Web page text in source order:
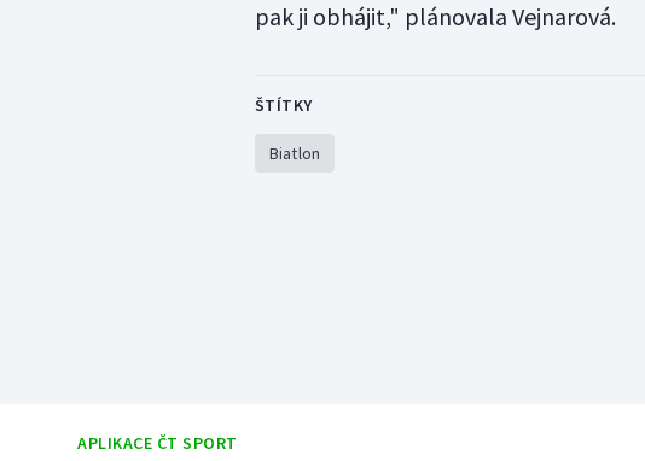
pak ji obhájit," plánovala Vejnarová.
ŠTÍTKY
Biatlon
APLIKACE ČT SPORT